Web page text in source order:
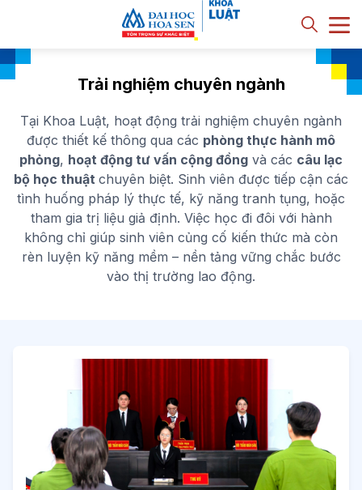
Trải nghiệm chuyên ngành
Tại Khoa Luật, hoạt động trải nghiệm chuyên ngành
được thiết kế thông qua các phòng thực hành mô
phỏng, hoạt động tư vấn cộng đồng và các câu lạc
bộ học thuật chuyên biệt. Sinh viên được tiếp cận các
tình huống pháp lý thực tế, kỹ năng tranh tụng, hoặc
tham gia trị liệu giả định. Việc học đi đôi với hành
không chỉ giúp sinh viên củng cố kiến thức mà còn
rèn luyện kỹ năng mềm – nền tảng vững chắc bước
vào thị trường lao động.